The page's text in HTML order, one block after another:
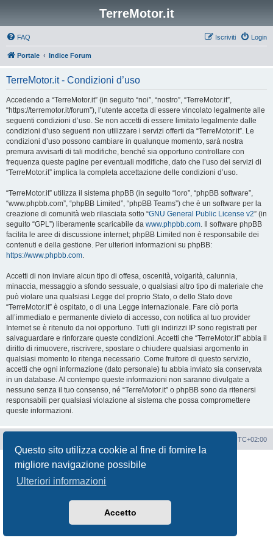
Questo sito utilizza cookie al fine di fornire la
migliore navigazione possibile
Ulteriori informazioni
Accetto
TerreMotor.it
FAQ Login
Iscriviti
Portale Indice Forum
TerreMotor.it - Condizioni d’uso
Accedendo a “TerreMotor.it” (in seguito “noi”, “nostro”, “TerreMotor.it”,
“https://terremotor.it/forum”), l’utente accetta di essere vincolato legalmente alle
seguenti condizioni d’uso. Se non accetti di essere limitato legalmente dalle
condizioni d’uso seguenti non utilizzare i servizi offerti da “TerreMotor.it”. Le
condizioni d’uso possono cambiare in qualunque momento, sarà nostra
premura avvisarti di tali modifiche, benché sia opportuno controllare con
frequenza queste pagine per eventuali modifiche, dato che l’uso dei servizi di
“TerreMotor.it” implica la completa accettazione delle condizioni d’uso.
“TerreMotor.it” utilizza il sistema phpBB (in seguito “loro”, “phpBB software”,
“www.phpbb.com”, “phpBB Limited”, “phpBB Teams”) che è un software per la
creazione di comunità web rilasciata sotto “GNU General Public License v2” (in
seguito “GPL”) liberamente scaricabile da www.phpbb.com. Il software phpBB
facilita le aree di discussione internet; phpBB Limited non è responsabile dei
contenuti e della gestione. Per ulteriori informazioni su phpBB:
https://www.phpbb.com.
Accetti di non inviare alcun tipo di offesa, oscenità, volgarità, calunnia,
minaccia, messaggio a sfondo sessuale, o qualsiasi altro tipo di materiale che
può violare una qualsiasi Legge del proprio Stato, o dello Stato dove
“TerreMotor.it” è ospitato, o di una Legge internazionale. Fare ciò porta
all’immediato e permanente divieto di accesso, con notifica al tuo provider
Internet se è ritenuto da noi opportuno. Tutti gli indirizzi IP sono registrati per
salvaguardare e rinforzare queste condizioni. Accetti che “TerreMotor.it” abbia il
diritto di rimuovere, riscrivere, spostare o chiudere qualsiasi argomento in
qualsiasi momento lo ritenga necessario. Come fruitore di questo servizio,
accetti che ogni informazione (dato personale) tu abbia inviato sia conservata
in un database. Al contempo queste informazioni non saranno divulgate a
nessuno senza il tuo consenso, né “TerreMotor.it” o phpBB sono da ritenersi
responsabili per qualsiasi violazione al sistema che possa compromettere
queste informazioni.
UTC+02:00
Creato da
® Forum Software © phpBB Limited
Traduzione Italiana